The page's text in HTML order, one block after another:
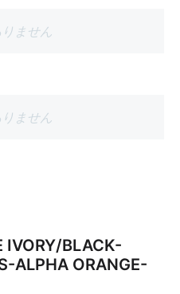
ません
ません
IVORY/BLACK-
ALPHA ORANGE-